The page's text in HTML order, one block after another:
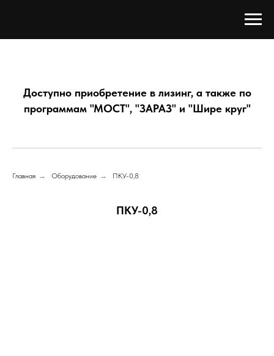
Доступно приобретение в лизинг, а также по
программам "МОСТ", "ЗАРАЗ" и "Шире круг"
Главная → Оборудование → ПКУ-0,8
ПКУ-0,8